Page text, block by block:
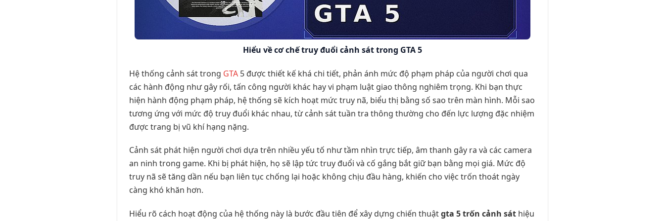
Hiểu về cơ chế truy đuổi cảnh sát trong GTA 5
Hệ thống cảnh sát trong GTA 5 được thiết kế khá chi tiết, phản ánh mức độ phạm pháp của người chơi qua
các hành động như gây rối, tấn công người khác hay vi phạm luật giao thông nghiêm trọng. Khi bạn thực
hiện hành động phạm pháp, hệ thống sẽ kích hoạt mức truy nã, biểu thị bằng số sao trên màn hình. Mỗi sao
tương ứng với mức độ truy đuổi khác nhau, từ cảnh sát tuần tra thông thường cho đến lực lượng đặc nhiệm
được trang bị vũ khí hạng nặng.
Cảnh sát phát hiện người chơi dựa trên nhiều yếu tố như tầm nhìn trực tiếp, âm thanh gây ra và các camera
an ninh trong game. Khi bị phát hiện, họ sẽ lập tức truy đuổi và cố gắng bắt giữ bạn bằng mọi giá. Mức độ
truy nã sẽ tăng dần nếu bạn liên tục chống lại hoặc không chịu đầu hàng, khiến cho việc trốn thoát ngày
càng khó khăn hơn.
Hiểu rõ cách hoạt động của hệ thống này là bước đầu tiên để xây dựng chiến thuậtgta 5 trốn cảnh sát hiệu